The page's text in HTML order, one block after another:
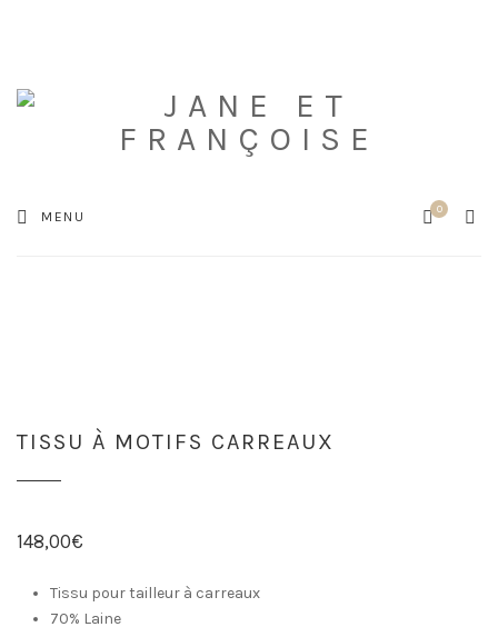
MENU Cart
0
TISSU À MOTIFS CARREAUX
148,00€
Tissu pour tailleur à carreaux
70% Laine